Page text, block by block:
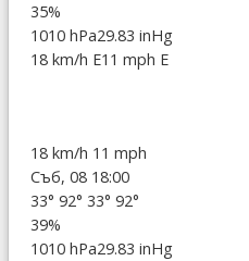
35%
1010 hPa29.83 inHg
18 km/h E11 mph E
18 km/h 11 mph
Съб, 08 18:00
33° 92° 33° 92°
39%
1010 hPa29.83 inHg